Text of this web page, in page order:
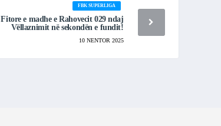
FBK SUPERLIGA
Fitore e madhe e Rahovecit 029 ndaj
Vëllaznimit në sekondën e fundit!
10 NENTOR 2025